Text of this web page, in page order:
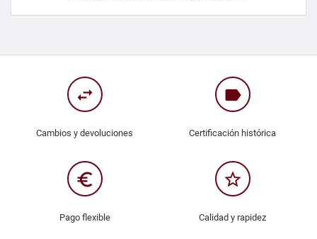
swap_horiz
Cambios y devoluciones
label
Certificación histórica
euro_symbol
Pago flexible
star_border
Calidad y rapidez